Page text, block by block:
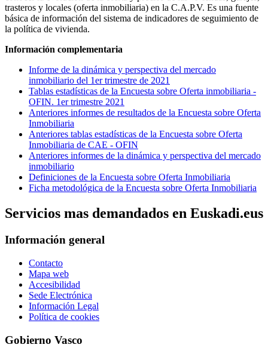
trasteros y locales (oferta inmobiliaria) en la C.A.P.V. Es una fuente
básica de información del sistema de indicadores de seguimiento de
la política de vivienda.
Información complementaria
Informe de la dinámica y perspectiva del mercado
inmobiliario del 1er trimestre de 2021
Tablas estadísticas de la Encuesta sobre Oferta inmobiliaria -
OFIN. 1er trimestre 2021
Anteriores informes de resultados de la Encuesta sobre Oferta
Inmobiliaria
Anteriores tablas estadísticas de la Encuesta sobre Oferta
Inmobiliaria de CAE - OFIN
Anteriores informes de la dinámica y perspectiva del mercado
inmobiliario
Definiciones de la Encuesta sobre Oferta Inmobiliaria
Ficha metodológica de la Encuesta sobre Oferta Inmobiliaria
Servicios mas demandados en Euskadi.eus
Información general
Contacto
Mapa web
Accesibilidad
Sede Electrónica
Información Legal
Política de cookies
Gobierno Vasco